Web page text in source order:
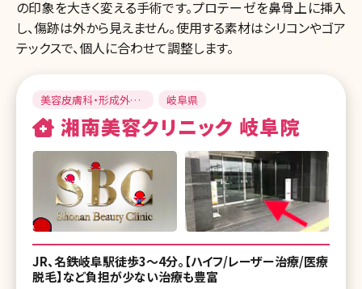
の印象を大きく変える手術です。プロテーゼを鼻骨上に挿入
し、傷跡は外から見えません。使用する素材はシリコンやゴア
テックスで、個人に合わせて調整します。
美容皮膚科・形成外
科・美容外科
岐阜県
湘南美容クリニック 岐阜院
JR、名鉄岐阜駅徒歩3〜4分。【ハイフ/レーザー治療/医療
脱毛】など負担が少ない治療も豊富